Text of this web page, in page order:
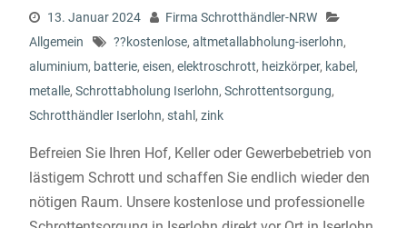
13. Januar 2024
Firma Schrotthändler-NRW
Allgemein
??kostenlose, altmetallabholung-iserlohn,
aluminium, batterie, eisen, elektroschrott, heizkörper, kabel ,
metalle, Schrottabholung Iserlohn, Schrottentsorgung,
Schrotthändler Iserlohn, stahl , zink
Befreien Sie Ihren Hof, Keller oder Gewerbebetrieb von
lästigem Schrott und schaffen Sie endlich wieder den
nötigen Raum. Unsere kostenlose und professionelle